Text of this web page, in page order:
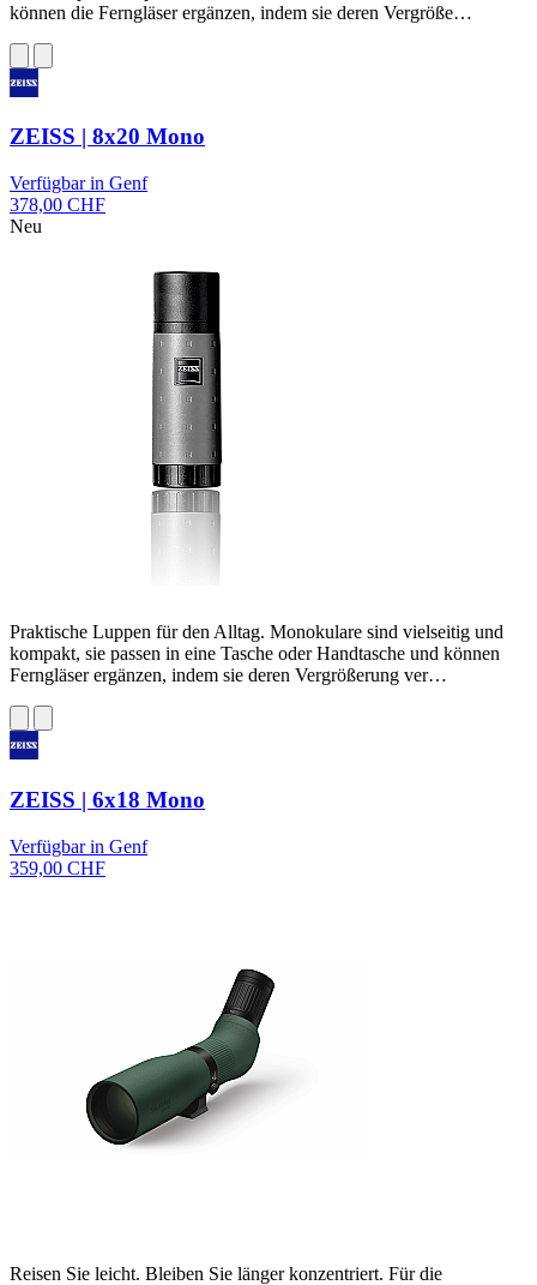
können die Ferngläser ergänzen, indem sie deren Vergröße…
ZEISS | 8x20 Mono
Verfügbar in Genf
378,00 CHF
Neu
Praktische Luppen für den Alltag. Monokulare sind vielseitig und
kompakt, sie passen in eine Tasche oder Handtasche und können
Ferngläser ergänzen, indem sie deren Vergrößerung ver…
ZEISS | 6x18 Mono
Verfügbar in Genf
359,00 CHF
Reisen Sie leicht. Bleiben Sie länger konzentriert. Für die